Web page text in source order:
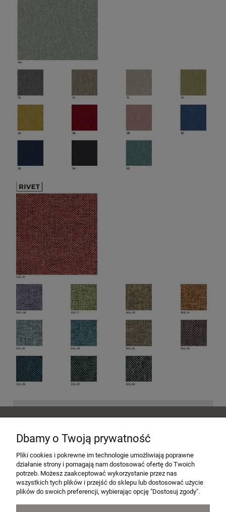
MOJE KONTO
PŁATNOŚCI I DOSTAWA
Dbamy o Twoją prywatność
Pliki cookies i pokrewne im technologie umożliwiają poprawne
działanie strony i pomagają nam dostosować ofertę do Twoich
potrzeb. Możesz zaakceptować wykorzystanie przez nas
wszystkich tych plików i przejść do sklepu lub dostosować użycie
plików do swoich preferencji, wybierając opcję "Dostosuj zgody".